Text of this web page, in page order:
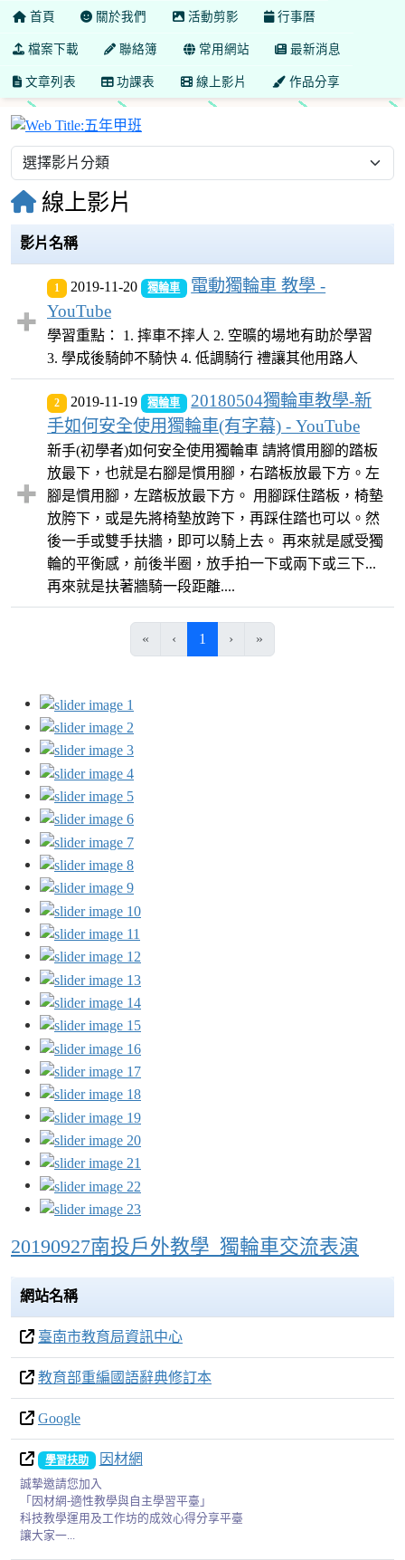
首頁 關於我們 活動剪影 行事曆
檔案下載 聯絡簿 常用網站 最新消息
文章列表 功課表 線上影片 作品分享
線上影片
影片名稱
1 2019-11-20 獨輪車
電動獨輪車 教學 -
YouTube
學習重點： 1. 摔車不摔人 2. 空曠的場地有助於學習
3. 學成後騎帥不騎快 4. 低調騎行 禮讓其他用路人
2 2019-11-19 獨輪車
20180504獨輪車教學-新
手如何安全使用獨輪車(有字幕) - YouTube
新手(初學者)如何安全使用獨輪車 請將慣用腳的踏板
放最下，也就是右腳是慣用腳，右踏板放最下方。左
腳是慣用腳，左踏板放最下方。 用腳踩住踏板，椅墊
放胯下，或是先將椅墊放跨下，再踩住踏也可以。然
後一手或雙手扶牆，即可以騎上去。 再來就是感受獨
輪的平衡感，前後半圈，放手拍一下或兩下或三下...
再來就是扶著牆騎一段距離....
« ‹ 1 (目前頁次)
› »
20190927南投戶外教學_獨輪車交流表演
網站名稱
臺南市教育局資訊中心
教育部重編國語辭典修訂本
Google
學習扶助 因材網
誠摯邀請您加入
「因材網-適性教學與自主學習平臺」
科技教學運用及工作坊的成效心得分享平臺
讓大家一...